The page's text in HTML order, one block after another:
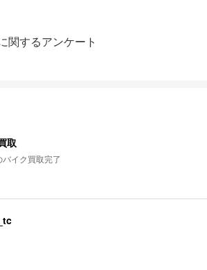
関するアンケート
取
イク買取完了